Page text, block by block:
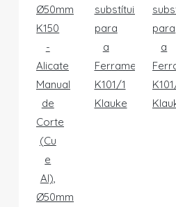
K150
-
Alicate
Manual
de
Corte
(Cu
e
Al),
Ø50mm
substítuição
para
a
Ferramenta
K101/1
Klauke
para
a